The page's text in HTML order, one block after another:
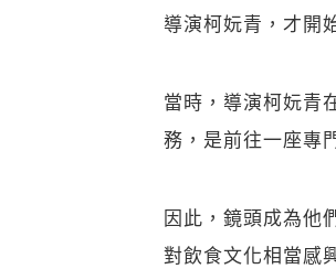
導演柯妧青，才開
當時，導演柯妧青
務，是前往一座專
因此，鏡頭成為他
對飲食文化相當感